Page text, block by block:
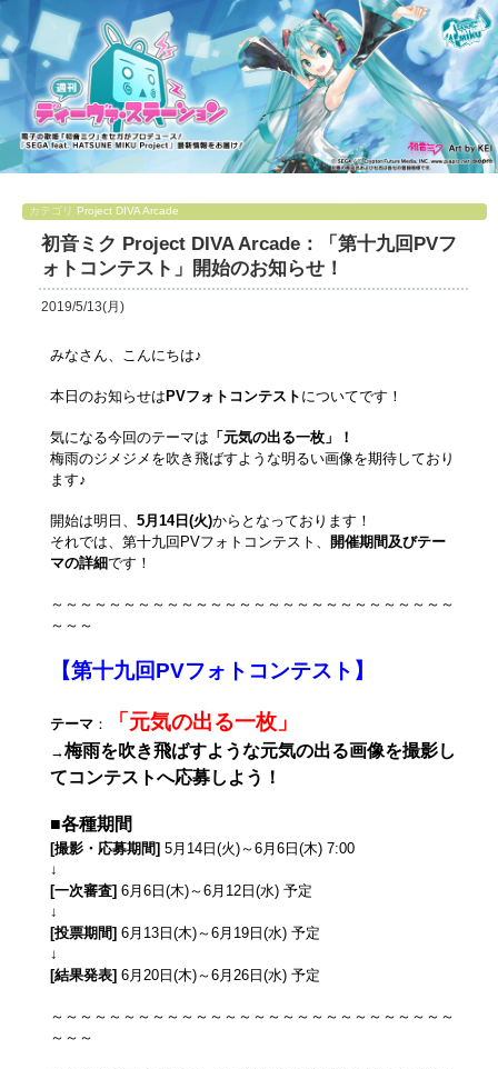
カテゴリ Project DIVA Arcade
初音ミク Project DIVA Arcade：「第十九回PVフ
ォトコンテスト」開始のお知らせ！
2019/5/13(月)
みなさん、こんにちは♪
本日のお知らせは PVフォトコンテスト についてです！
気になる今回のテーマは 「元気の出る一枚」！
梅雨のジメジメを吹き飛ばすような明るい画像を期待しており
ます♪
開始は明日、 5月14日(火)からとなっております！
それでは、第十九回PVフォトコンテスト、
開催期間及びテー
マの詳細です！
～～～～～～～～～～～～～～～～～～～～～～～～～～～～
～～～
【第十九回PVフォトコンテスト】
テーマ ： 「元気の出る一枚」
→梅雨を吹き飛ばすような元気の出る画像を撮影し
てコンテストへ応募しよう！
■各種期間
[撮影・応募期間] 5月14日(火)～6月6日(木) 7:00
↓
[一次審査] 6月6日(木)～6月12日(水) 予定
↓
[投票期間] 6月13日(木)～6月19日(水) 予定
↓
[結果発表] 6月20日(木)～6月26日(水) 予定
～～～～～～～～～～～～～～～～～～～～～～～～～～～～
～～～